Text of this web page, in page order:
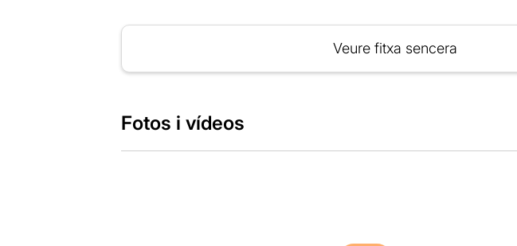
Veure fitxa sencera
Fotos i vídeos